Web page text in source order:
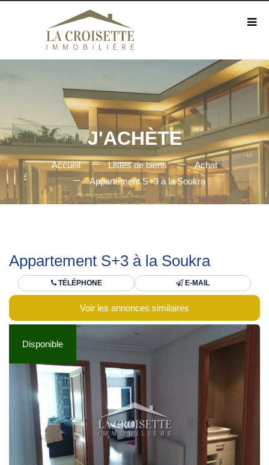
J'ACHÈTE
Accueil Listes de biens
Achat
Appartement S+3 à la Soukra
Appartement S+3 à la Soukra
TÉLÉPHONE E-MAIL
Voir les annonces similaires
Disponible